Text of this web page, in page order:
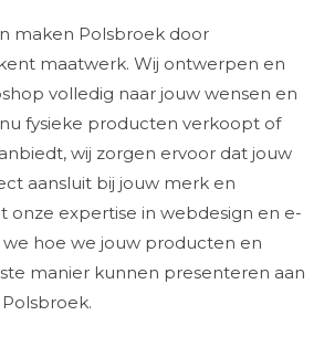
maken Polsbroek door
maatwerk. Wij ontwerpen en
volledig naar jouw wensen en
fysieke producten verkoopt of
wij zorgen ervoor dat jouw
aansluit bij jouw merk en
onze expertise in webdesign en e-
hoe we jouw producten en
manier kunnen presenteren aan